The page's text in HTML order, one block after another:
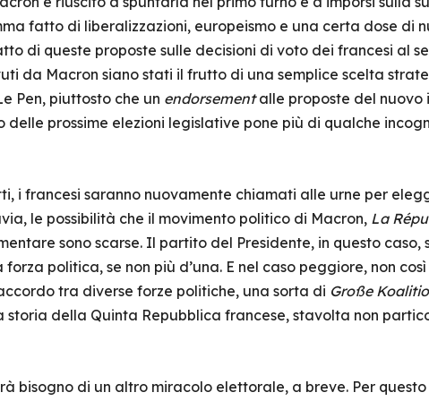
fatto di liberalizzazioni, europeismo e una certa dose di
di queste proposte sulle decisioni di voto dei francesi al
da Macron siano stati il frutto di una semplice scelta
Pen, piuttosto che un endorsementalle proposte del nuovo
delle prossime elezioni legislative pone più di qualche
i francesi saranno nuovamente chiamati alle urne per
le possibilità che il movimento politico di Macron, La
sono scarse. Il partito del Presidente, in questo caso,
politica, se non più d’una. E nel caso peggiore, non
tra diverse forze politiche, una sorta di Große
storia della Quinta Repubblica francese, stavolta non
bisogno di un altro miracolo elettorale, a breve. Per